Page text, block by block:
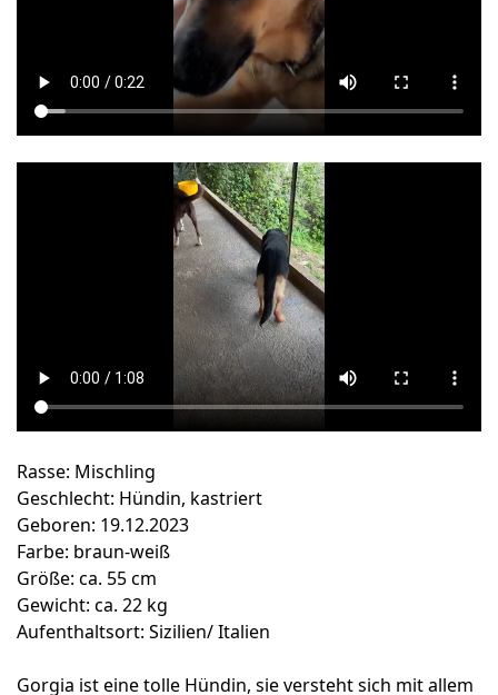
Rasse: Mischling
Geschlecht: Hündin, kastriert
Geboren: 19.12.2023
Farbe: braun-weiß
Größe: ca. 55 cm
Gewicht: ca. 22 kg
Aufenthaltsort: Sizilien/ Italien
Gorgia ist eine tolle Hündin, sie versteht sich mit allem